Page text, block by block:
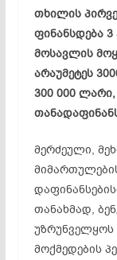
თხილის
ფინანსდება
მოსავლის
არაუმეტეს
300 000
მერძეული,
თანახმად,
უზრუნველყოს
მოქმედების